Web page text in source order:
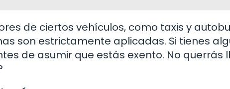
de ciertos vehículos, como taxis y
son estrictamente aplicadas. Si tienes
de asumir que estás exento. No querrás